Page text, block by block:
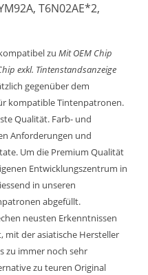
T6N02AE*2,
zu Mit OEM Chip
exkl. Tintenstandsanzeige
gegenüber dem
kompatible Tintenpatronen.
Qualität. Farb- und
Anforderungen und
Um die Premium Qualität
Entwicklungszentrum in
in unseren
abgefüllt.
neusten Erkenntnissen
mit der asiatische Hersteller
zu immer noch sehr
zu teuren Original